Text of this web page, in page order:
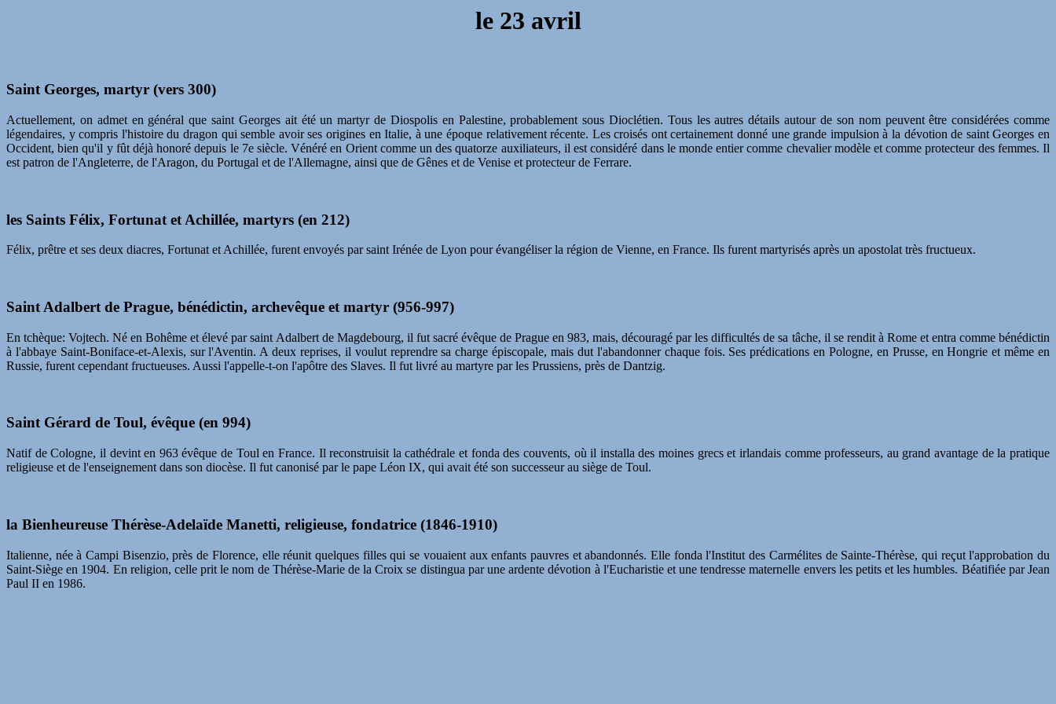
le 23 avril
Saint Georges, martyr (vers 300)
Actuellement, on admet en général que saint Georges ait été un martyr de Diospolis en Palestine, probablement sous Dioclétien. Tous les autres détails autour de son nom peuvent être considérées comme
légendaires, y compris l'histoire du dragon qui semble avoir ses origines en Italie, à une époque relativement récente. Les croisés ont certainement donné une grande impulsion à la dévotion de saint Georges en
Occident, bien qu'il y fût déjà honoré depuis le 7e siècle. Vénéré en Orient comme un des quatorze auxiliateurs, il est considéré dans le monde entier comme chevalier modèle et comme protecteur des femmes. Il
est patron de l'Angleterre, de l'Aragon, du Portugal et de l'Allemagne, ainsi que de Gênes et de Venise et protecteur de Ferrare.
les Saints Félix, Fortunat et Achillée, martyrs (en 212)
Félix, prêtre et ses deux diacres, Fortunat et Achillée, furent envoyés par saint Irénée de Lyon pour évangéliser la région de Vienne, en France. Ils furent martyrisés après un apostolat très fructueux.
Saint Adalbert de Prague, bénédictin, archevêque et martyr (956-997)
En tchèque: Vojtech. Né en Bohême et élevé par saint Adalbert de Magdebourg, il fut sacré évêque de Prague en 983, mais, découragé par les difficultés de sa tâche, il se rendit à Rome et entra comme bénédictin
à l'abbaye Saint-Boniface-et-Alexis, sur l'Aventin. A deux reprises, il voulut reprendre sa charge épiscopale, mais dut l'abandonner chaque fois. Ses prédications en Pologne, en Prusse, en Hongrie et même en
Russie, furent cependant fructueuses. Aussi l'appelle-t-on l'apôtre des Slaves. Il fut livré au martyre par les Prussiens, près de Dantzig.
Saint Gérard de Toul, évêque (en 994)
Natif de Cologne, il devint en 963 évêque de Toul en France. Il reconstruisit la cathédrale et fonda des couvents, où il installa des moines grecs et irlandais comme professeurs, au grand avantage de la pratique
religieuse et de l'enseignement dans son diocèse. Il fut canonisé par le pape Léon IX, qui avait été son successeur au siège de Toul.
la Bienheureuse Thérèse-Adelaïde Manetti, religieuse, fondatrice (1846-1910)
Italienne, née à Campi Bisenzio, près de Florence, elle réunit quelques filles qui se vouaient aux enfants pauvres et abandonnés. Elle fonda l'Institut des Carmélites de Sainte-Thérèse, qui reçut l'approbation du
Saint-Siège en 1904. En religion, celle prit le nom de Thérèse-Marie de la Croix se distingua par une ardente dévotion à l'Eucharistie et une tendresse maternelle envers les petits et les humbles. Béatifiée par Jean
Paul II en 1986.